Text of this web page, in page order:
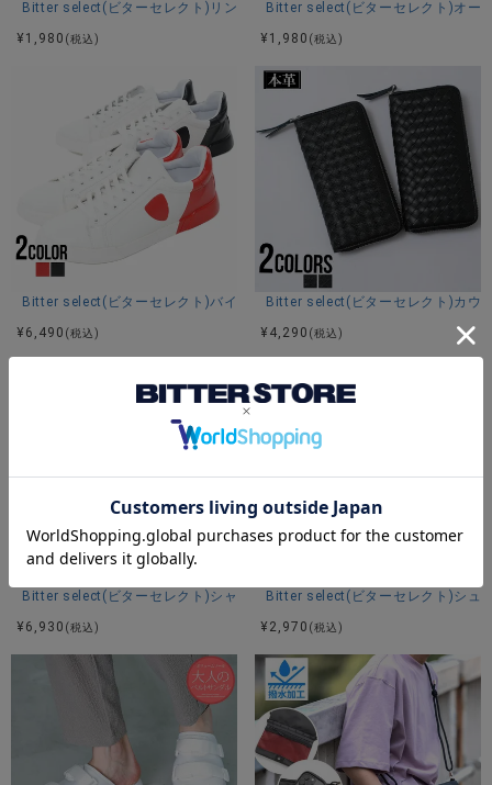
Bitter select(ビターセレクト)リングアンクレット/全2色
¥ 1,980 (税込)
Bitter select(ビターセレクト)オー
¥ 1,980 (税込)
Bitter select(ビターセレクト)バイカラースニーカー/全2色
¥ 6,490 (税込)
Bitter select(ビターセレクト)カウ
¥ 4,290 (税込)
Bitter select(ビターセレクト)シャークソールミドルカットスニーカー/全2
¥ 6,930 (税込)
Bitter select(ビターセレクト)シュ
¥ 2,970 (税込)